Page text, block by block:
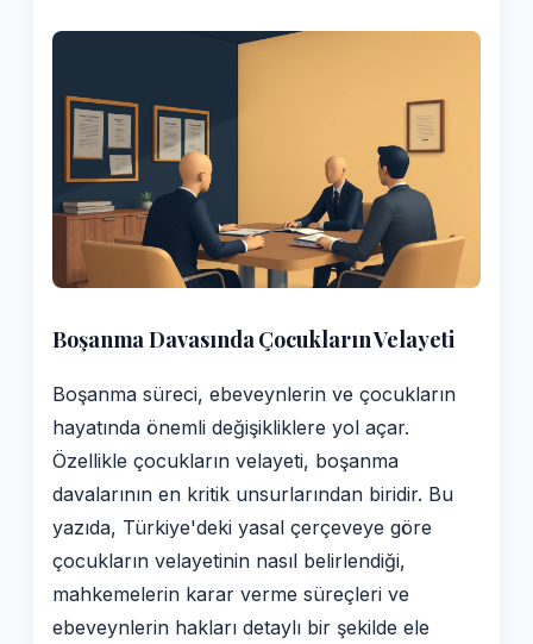
Boşanma Davasında Çocukların Velayeti
Boşanma süreci, ebeveynlerin ve çocukların
hayatında önemli değişikliklere yol açar.
Özellikle çocukların velayeti, boşanma
davalarının en kritik unsurlarından biridir. Bu
yazıda, Türkiye'deki yasal çerçeveye göre
çocukların velayetinin nasıl belirlendiği,
mahkemelerin karar verme süreçleri ve
ebeveynlerin hakları detaylı bir şekilde ele